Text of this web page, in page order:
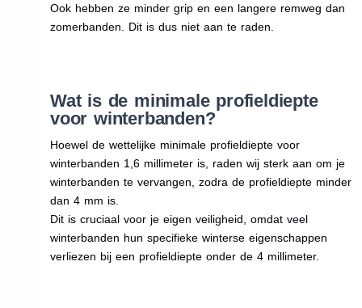
Ook hebben ze minder grip en een langere remweg dan
zomerbanden. Dit is dus niet aan te raden.
Wat is de minimale profieldiepte
voor winterbanden?
Hoewel de wettelijke minimale profieldiepte voor
winterbanden 1,6 millimeter is, raden wij sterk aan om je
winterbanden te vervangen, zodra de profieldiepte minder
dan 4 mm is.
Dit is cruciaal voor je eigen veiligheid, omdat veel
winterbanden hun specifieke winterse eigenschappen
verliezen bij een profieldiepte onder de 4 millimeter.